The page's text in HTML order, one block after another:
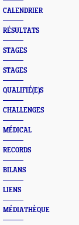
CALENDRIER
RÉSULTATS
STAGES
STAGES
QUALIFIÉ(E)S
CHALLENGES
MÉDICAL
RECORDS
BILANS
LIENS
MÉDIATHÈQUE